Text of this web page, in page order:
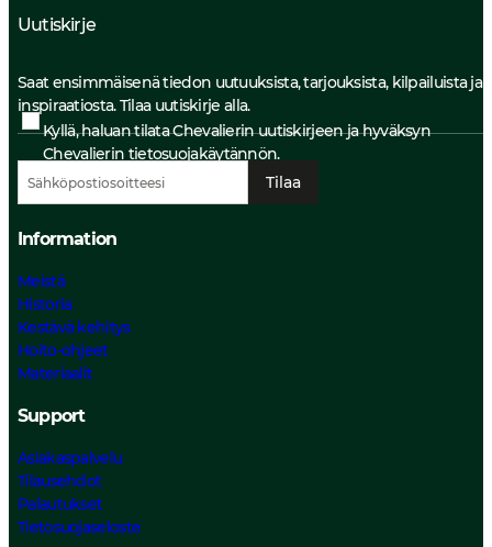
Uutiskirje
Saat ensimmäisenä tiedon uutuuksista, tarjouksista, kilpailuista ja
inspiraatiosta. Tilaa uutiskirje alla.
Kyllä, haluan tilata Chevalierin uutiskirjeen ja hyväksyn
Chevalierin tietosuojakäytännön.
Tilaa
Information
Meistä
Historia
Kestävä kehitys
Hoito-ohjeet
Materiaalit
Support
Asiakaspalvelu
Tilausehdot
Palautukset
Tietosuojaseloste